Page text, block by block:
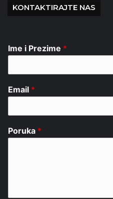
KONTAKTIRAJTE NAS
Ime i Prezime *
Email *
Poruka *